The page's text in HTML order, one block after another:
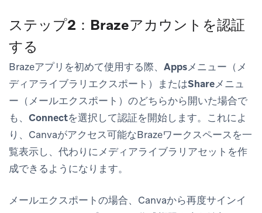
ステップ2：Brazeアカウントを認証
する
Brazeアプリを初めて使用する際、 Appsメニュー（メ
ディアライブラリエクスポート）またはShareメニュ
ー（メールエクスポート）のどちらから開いた場合で
も、 Connectを選択して認証を開始します。これによ
り、Canvaがアクセス可能なBrazeワークスペースを一
覧表示し、代わりにメディアライブラリアセットを作
成できるようになります。
メールエクスポートの場合、Canvaから再度サインイ